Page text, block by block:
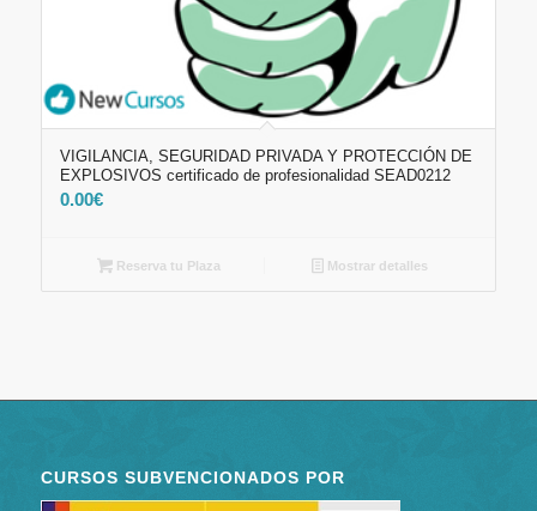
VIGILANCIA, SEGURIDAD PRIVADA Y PROTECCIÓN DE
EXPLOSIVOS certificado de profesionalidad SEAD0212
0.00€
Reserva tu Plaza Mostrar detalles
CURSOS SUBVENCIONADOS POR